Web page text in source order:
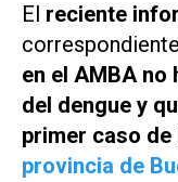
El reciente
en el AMBA
del dengue y
primer caso de
provincia de